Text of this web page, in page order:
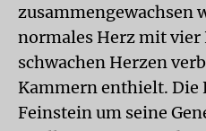
zusammengewachsen
normales Herz mit
schwachen Herzen
Kammern enthielt. Die
Feinstein um seine